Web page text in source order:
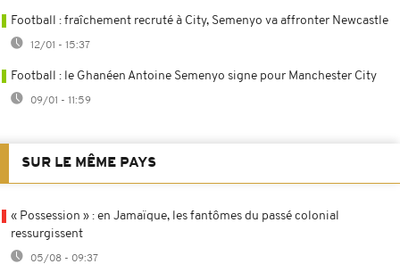
Football : fraîchement recruté à City, Semenyo va affronter Newcastle
12/01 - 15:37
Football : le Ghanéen Antoine Semenyo signe pour Manchester City
09/01 - 11:59
SUR LE MÊME PAYS
« Possession » : en Jamaïque, les fantômes du passé colonial
ressurgissent
05/08 - 09:37